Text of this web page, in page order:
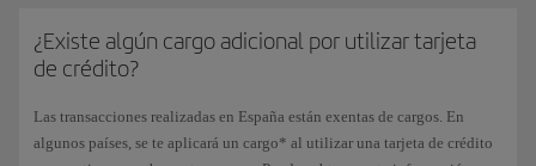
¿Existe algún cargo adicional por utilizar tarjeta
de crédito?
Las transacciones realizadas en España están exentas de cargos. En
algunos países, se te aplicará un cargo* al utilizar una tarjeta de crédito